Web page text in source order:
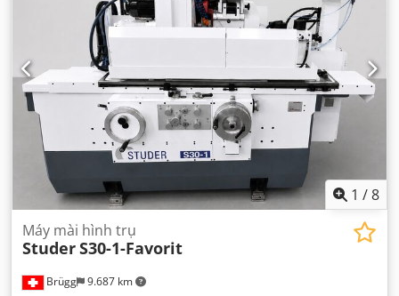
1 /8
Brügg 9.687 km
Máy mài hình trụ
StuderS30-1-Favorit